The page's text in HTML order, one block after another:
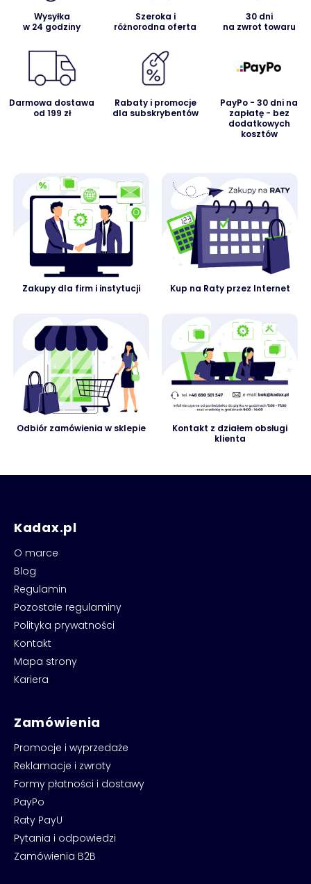
Wysyłka
w 24 godziny
Szeroka i
różnorodna oferta
30 dni
na zwrot towaru
Darmowa dostawa
od 199 zł
Rabaty i promocje
dla subskrybentów
PayPo - 30 dni na
zapłatę - bez
dodatkowych
kosztów
Zakupy dla firm i instytucji Kup na Raty przez Internet
Odbiór zamówienia w sklepie
Kontakt z działem obsługi
klienta
Kadax.pl
O marce
Blog
Regulamin
Pozostałe regulaminy
Polityka prywatności
Kontakt
Mapa strony
Kariera
Zamówienia
Promocje i wyprzedaże
Reklamacje i zwroty
Formy płatności i dostawy
PayPo
Raty PayU
Pytania i odpowiedzi
Zamówienia B2B